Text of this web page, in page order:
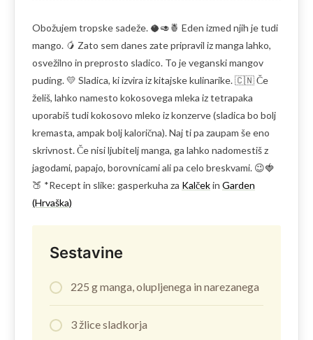
Obožujem tropske sadeže. 🥥🥑🍍 Eden izmed njih je tudi
mango. 🥭 Zato sem danes zate pripravil iz manga lahko,
osvežilno in preprosto sladico. To je veganski mangov
puding. 💛 Sladica, ki izvira iz kitajske kulinarike. 🇨🇳 Če
želiš, lahko namesto kokosovega mleka iz tetrapaka
uporabiš tudi kokosovo mleko iz konzerve (sladica bo bolj
kremasta, ampak bolj kalorična). Naj ti pa zaupam še eno
skrivnost. Če nisi ljubitelj manga, ga lahko nadomestiš z
jagodami, papajo, borovnicami ali pa celo breskvami. 😉🍓
🍑 *Recept in slike: gasperkuha za Kalčekin Garden
(Hrvaška)
Sestavine
225 g manga, olupljenega in narezanega
3 žlice sladkorja